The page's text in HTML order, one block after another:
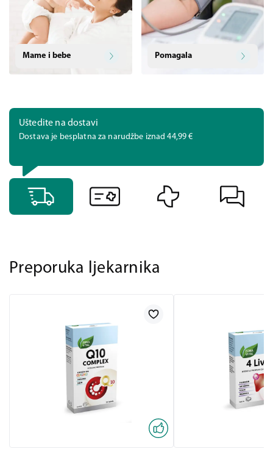
Mame i bebe Pomagala
Uštedite na dostavi
Dostava je besplatna za narudžbe iznad 44,99 €
Preporuka ljekarnika